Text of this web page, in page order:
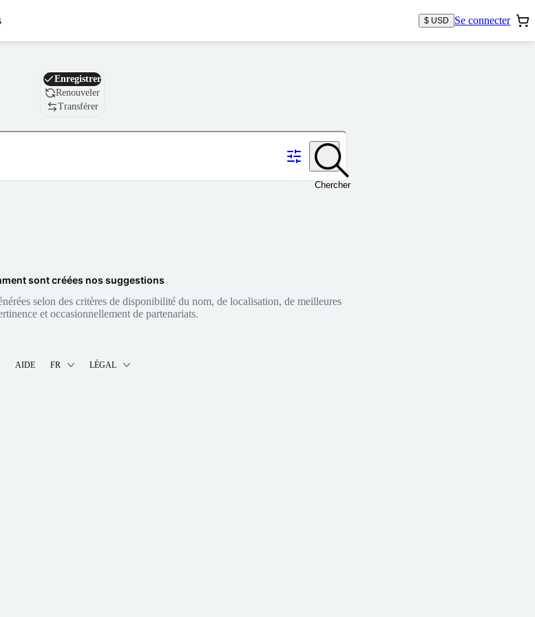
$ USD Se connecter
Nom de domaine
Enregistrer
Renouveler
Transférer
Chercher
sont créées nos suggestions
selon des critères de disponibilité du nom, de localisation, de meilleures
et occasionnellement de partenariats.
AIDE FR LÉGAL